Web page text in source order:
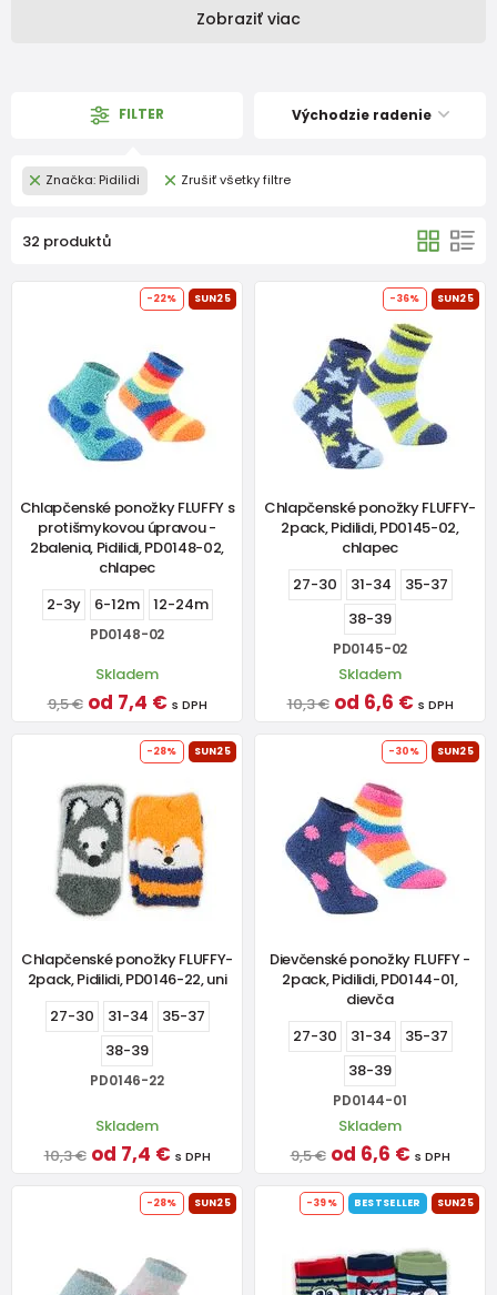
Zobraziť viac
FILTER Východzie radenie
Značka: Pidilidi Zrušiť všetky filtre
32 produktů
-22% SUN25
Chlapčenské ponožky FLUFFY s
protišmykovou úpravou -
2balenia, Pidilidi, PD0148-02,
chlapec
2-3y
6-12m 12-24m
PD0148-02
Skladem
9,5 € od 7,4 € s DPH
-36% SUN25
Chlapčenské ponožky FLUFFY-
2pack, Pidilidi, PD0145-02,
chlapec
27-30
31-34
35-37
38-39
PD0145-02
Skladem
10,3 € od 6,6 € s DPH
-28% SUN25
Chlapčenské ponožky FLUFFY-
2pack, Pidilidi, PD0146-22, uni
27-30
31-34
35-37
38-39
PD0146-22
Skladem
10,3 € od 7,4 € s DPH
-30% SUN25
Dievčenské ponožky FLUFFY -
2pack, Pidilidi, PD0144-01,
dievča
27-30
31-34
35-37
38-39
PD0144-01
Skladem
9,5 € od 6,6 € s DPH
-28% SUN25 -39% BESTSELLER SUN25